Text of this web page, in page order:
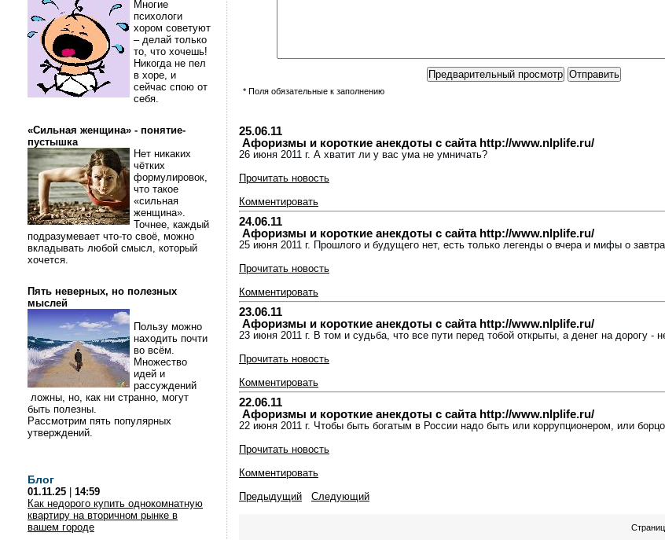
Многие
психологи
хором советуют
– делай только
то, что хочешь!
Никогда не пел
в хоре, и
сейчас спою от
себя.
«Сильная женщина» - понятие-
пустышка
Нет никаких
чётких
формулировок,
что такое
«сильная
женщина».
Точнее, каждый
подразумевает что-то своё, можно
вкладывать любой смысл, который
хочется.
Пять неверных, но полезных
мыслей
Пользу можно
находить почти
во всём.
Множество
идей и
рассуждений
ложны, но, как ни странно, могут
быть полезны.
Рассмотрим пять популярных
утверждений.
Блог
01.11.25
14:59
Как недорого купить однокомнатную
квартиру на вторичном рынке в
вашем городе
* Поля обязательные к заполнению
25.06.11
Афоризмы и короткие анекдоты с сайта http://www.nlplife.ru/
26 июня 2011 г. А хватит ли у вас ума не умничать?
Прочитать новость
Комментировать
24.06.11
Афоризмы и короткие анекдоты с сайта http://www.nlplife.ru/
25 июня 2011 г. Прошлого и будущего нет, есть только легенды о вчера и мифы о
Прочитать новость
Комментировать
23.06.11
Афоризмы и короткие анекдоты с сайта http://www.nlplife.ru/
23 июня 2011 г. В том и судьба, что все пути перед тобой открыты, а денег на дорогу -
Прочитать новость
Комментировать
22.06.11
Афоризмы и короткие анекдоты с сайта http://www.nlplife.ru/
22 июня 2011 г. Чтобы быть богатым в России надо быть или коррупционером, или
Прочитать новость
Комментировать
Предыдущий
Следующий